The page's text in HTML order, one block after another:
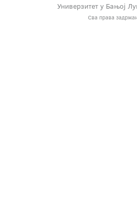
Универзитет у Бањој
Сва права